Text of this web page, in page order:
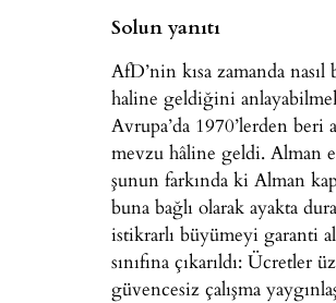
Solun yanıtı
AfD’nin kısa zamanda
haline geldiğini
Avrupa’da 1970’lerden
mevzu hâline geldi. Alman
şunun farkında ki Alman
buna bağlı olarak ayakta
istikrarlı büyümeyi garanti
sınıfına çıkarıldı: Ücretler
güvencesiz çalışma